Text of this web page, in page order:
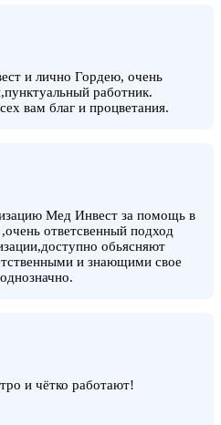
и лично Гордею, очень
работник.
вам благ и процветания.
Мед Инвест за помощь в
ответсвенный подход
обьясняют
и знающими свое
и чётко работают!